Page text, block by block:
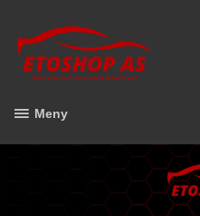
til
innholdet
Meny